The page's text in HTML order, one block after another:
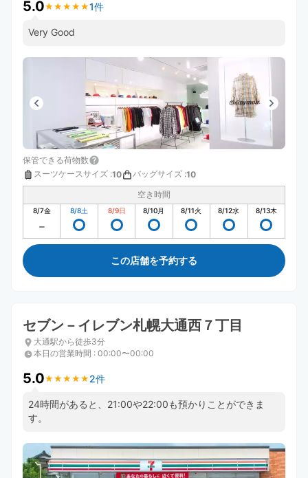
5.0★ ★ ★ ★ ★
★ ★ ★ ★ ★1件
Very Good
保管できる荷物数
スーツケースサイズ :10 バッグサイズ :10
空き時間
8/7金 8/8土 8/9日 8/10月 8/11火 8/12水 8/13木
この店舗を予約する
セブン－イレブン札幌大通西７丁目
大通駅から徒歩3分
本日の営業時間 : 00:00〜00:00
5.0★ ★ ★ ★ ★
★ ★ ★ ★ ★ 2件
24時間があると、21:00や22:00も預かりことができま
す。